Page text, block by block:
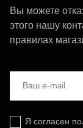
Вы можете
этого нашу
правилах
Я согласен